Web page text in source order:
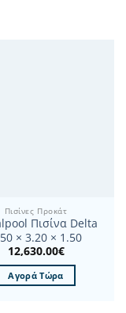
Πισίνες Προκάτ
Πισίνα Delta
× 3.20 × 1.50
12,630.00€
Αγορά Τώρα